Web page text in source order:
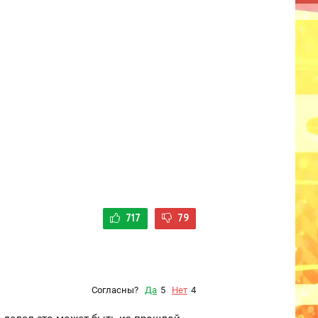
717 79
Согласны? Да 5 Нет 4